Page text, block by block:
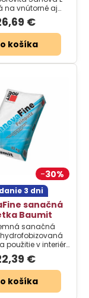
na vnútorné aj
spracovanie.
€
košíka
30%
3 dni
sanačná
Baumit
sanačná
použitie v interiéri
exteriéri.
€
košíka